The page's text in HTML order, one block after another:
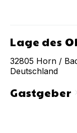
Lage des
32805 Horn /
Deutschland
Gastgeberchevron_right